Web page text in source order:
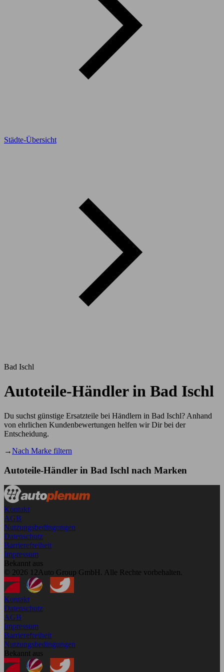
Städte-Übersicht
Bad Ischl
Autoteile-Händler in Bad Ischl
Du suchst günstige Ersatzteile bei Händlern in Bad Ischl? Anhand
von ehrlichen Kundenbewertungen helfen wir Dir bei der
Entscheidung.
→Nach Marke filtern
Autoteile-Händler in Bad Ischl nach Marken
Kontakt
AGB
Nutzungsbedingungen
Datenschutz
Barrierefreiheit
Impressum
Bekannt aus
© 2026 12Auto Group GmbH. Alle Rechte vorbehalten.
Kontakt
Datenschutz
AGB
Impressum
Barrierefreiheit
Nutzungsbedingungen
Bekannt aus